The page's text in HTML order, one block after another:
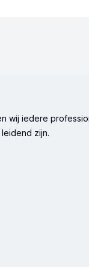
wij iedere
zijn.